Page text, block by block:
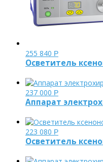
255 840 Р
Осветитель
237 000 Р
Аппарат
223 080 Р
Осветитель